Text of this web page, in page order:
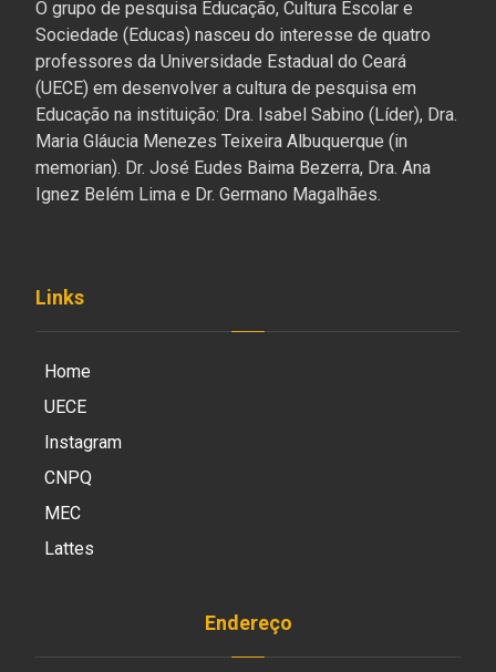
O grupo de pesquisa Educação, Cultura Escolar e
Sociedade (Educas) nasceu do interesse de quatro
professores da Universidade Estadual do Ceará
(UECE) em desenvolver a cultura de pesquisa em
Educação na instituição: Dra. Isabel Sabino (Líder), Dra.
Maria Gláucia Menezes Teixeira Albuquerque (in
memorian). Dr. José Eudes Baima Bezerra, Dra. Ana
Ignez Belém Lima e Dr. Germano Magalhães.
Links
Home
UECE
Instagram
CNPQ
MEC
Lattes
Endereço